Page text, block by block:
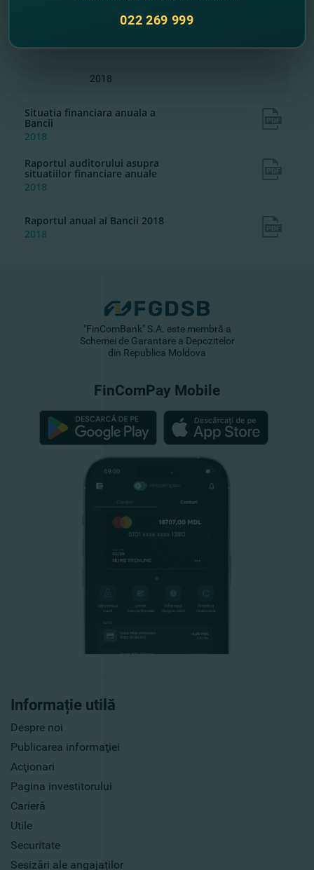
Raportul anual al Bancii 2019
2018
Situatia financiara anuala a
Bancii
2018
Raportul auditorului asupra
situatiilor financiare anuale
2018
Raportul anual al Bancii 2018
2018
Informație utilă
Despre noi
Publicarea informaţiei
Acţionari
Pagina investitorului
Carieră
Utile
Securitate
Sesizări ale angajaților
"FinComBank" S.A. este membră a
Schemei de Garantare a Depozitelor
din Republica Moldova
FinComPay Mobile
022 269 999